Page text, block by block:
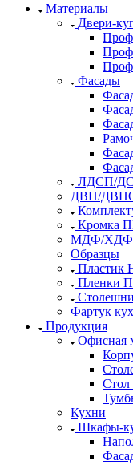
Материалы
Двери-
Фасады
ЛДСП/
ДВП/
Кромка
МДФ/ХДФ
Образцы
Пластик
Пленки
Фартук
Продукция
Офисная
Стол
Кухни
Шкафы-